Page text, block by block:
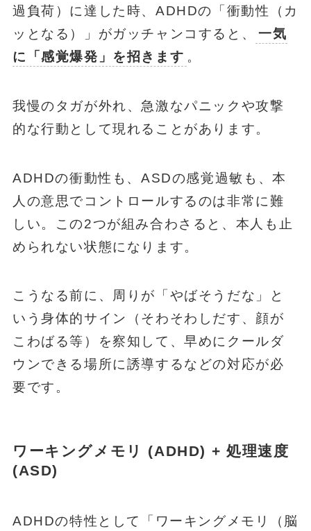
過負荷）に達した時、ADHDの「衝動性（カ
ッとなる）」がガッチャンコすると、
一気
に「感覚爆発」を招きます 。
我慢のタガが外れ、急激なパニックや攻撃
的な行動として現れることがあります。
ADHDの衝動性も、ASDの感覚過敏も、本
人の意思でコントロールするのは非常に難
しい。この2つが組み合わさると、本人も止
められない状態になります。
こうなる前に、周りが「やばそうだな」と
いう身体的サイン（そわそわしだす、顔が
こわばる等）を察知して、早めにクールダ
ウンできる場所に誘導するなどの対応が必
要です。
ワーキングメモリ (ADHD) + 処理速度
(ASD)
ADHDの特性として「ワーキングメモリ（脳